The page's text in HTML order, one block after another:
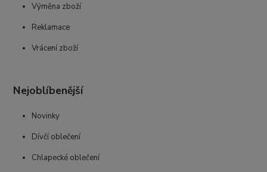
Výměna zboží
Reklamace
Vrácení zboží
Nejoblíbenější
Novinky
Dívčí oblečení
Chlapecké oblečení